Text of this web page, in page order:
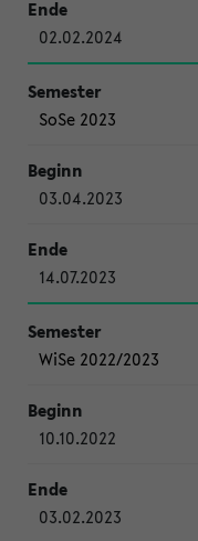
02.02.2024
SoSe 2023
03.04.2023
14.07.2023
WiSe 2022/2023
10.10.2022
03.02.2023